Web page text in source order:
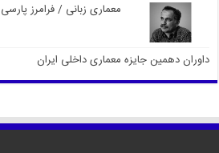
معماری زبانی / فرامرز پارسی
داوران دهمین جایزه معماری داخلی ایران